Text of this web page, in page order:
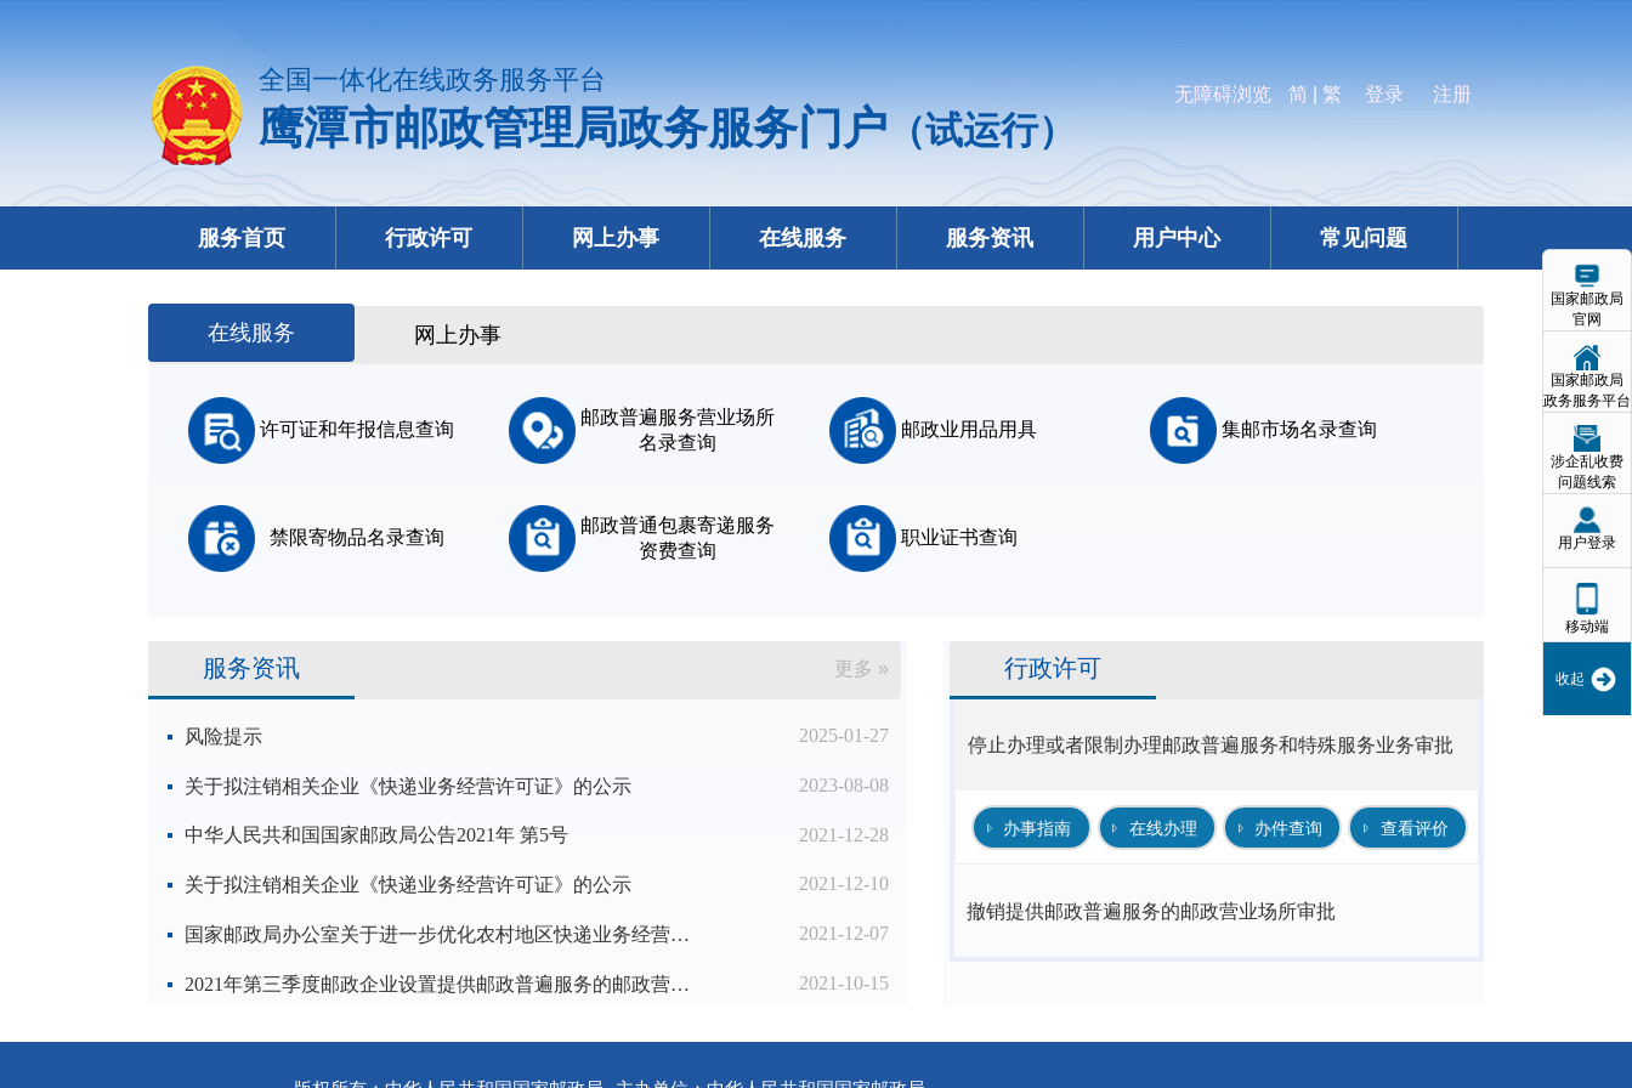
国家邮政局
官网
国家邮政局
政务服务平台
涉企乱收费
问题线索
用户登录
移动端
收起
全国一体化在线政务服务平台
鹰潭市邮政管理局政务服务门户（试运行）
无障碍浏览 简 繁 登录 注册
服务首页 行政许可 网上办事 在线服务 服务资讯 用户中心 常见问题
在线服务 网上办事
许可证和年报信息查询
邮政普遍服务营业场所
名录查询
邮政业用品用具 集邮市场名录查询
禁限寄物品名录查询
邮政普通包裹寄递服务
资费查询
职业证书查询
服务资讯 更多 »
风险提示 2025-01-27
关于拟注销相关企业《快递业务经营许可证》的公示 2023-08-08
中华人民共和国国家邮政局公告2021年 第5号 2021-12-28
关于拟注销相关企业《快递业务经营许可证》的公示 2021-12-10
国家邮政局办公室关于进一步优化农村地区快递业务经营许可工作的通知 2021-12-07
2021年第三季度邮政企业设置提供邮政普遍服务的邮政营业场所备案名单 2021-10-15
行政许可
停止办理或者限制办理邮政普遍服务和特殊服务业务审批
办事指南 在线办理 办件查询 查看评价
撤销提供邮政普遍服务的邮政营业场所审批